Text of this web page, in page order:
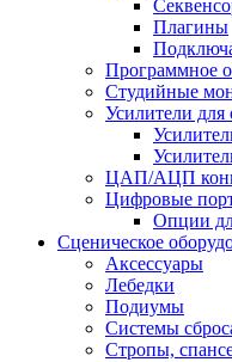
Плагины
Программное
Студийные
Усилители для
ЦАП/АЦП
Цифровые
Опции
Сценическое
Аксессуары
Лебедки
Подиумы
Системы
Стропы,